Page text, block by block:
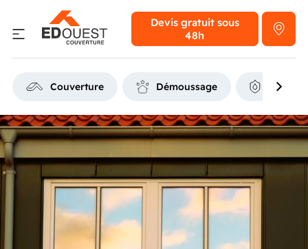
Devis gratuit sous
48h
Couverture Démoussage